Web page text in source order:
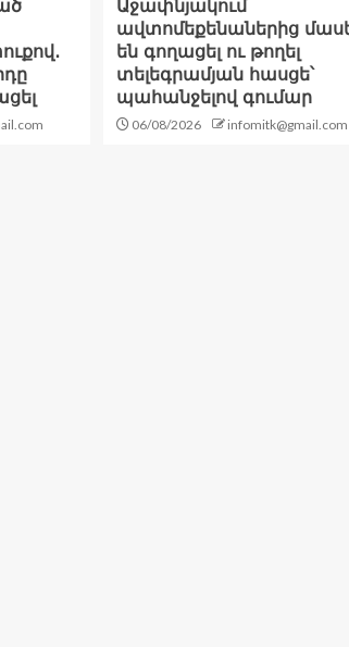
Աջափնյակում
ավտոմեքենաներից
են գողացել ու թողել
տելեգրամյան հասցե՝
պահանջելով գումար
06/08/2026 infomitk@gmail.com